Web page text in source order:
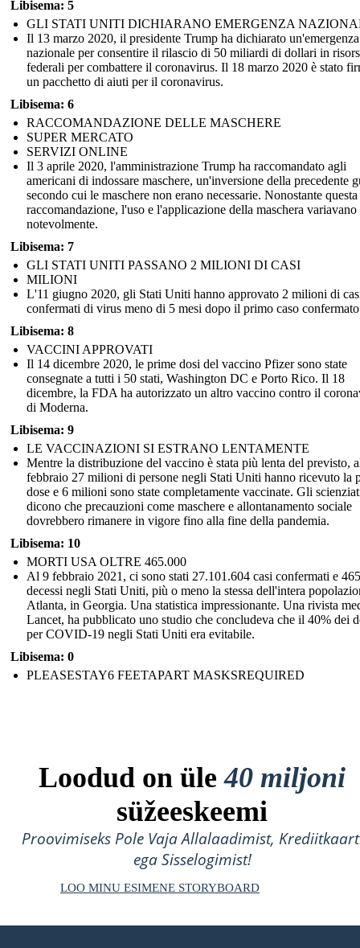
Libisema: 5
GLI STATI UNITI DICHIARANO EMERGENZA
Il 13 marzo 2020, il presidente Trump ha dichiarato un'emergenza
nazionale per consentire il rilascio di 50 miliardi di dollari in
federali per combattere il coronavirus. Il 18 marzo 2020 è stato
un pacchetto di aiuti per il coronavirus.
Libisema: 6
RACCOMANDAZIONE DELLE MASCHERE
SUPER MERCATO
SERVIZI ONLINE
Il 3 aprile 2020, l'amministrazione Trump ha raccomandato agli
americani di indossare maschere, un'inversione della precedente
secondo cui le maschere non erano necessarie. Nonostante questa
raccomandazione, l'uso e l'applicazione della maschera variavano
notevolmente.
Libisema: 7
GLI STATI UNITI PASSANO 2 MILIONI DI CASI
MILIONI
L'11 giugno 2020, gli Stati Uniti hanno approvato 2 milioni di
confermati di virus meno di 5 mesi dopo il primo caso
Libisema: 8
VACCINI APPROVATI
Il 14 dicembre 2020, le prime dosi del vaccino Pfizer sono state
consegnate a tutti i 50 stati, Washington DC e Porto Rico. Il 18
dicembre, la FDA ha autorizzato un altro vaccino contro il
di Moderna.
Libisema: 9
LE VACCINAZIONI SI ESTRANO LENTAMENTE
Mentre la distribuzione del vaccino è stata più lenta del previsto,
febbraio 27 milioni di persone negli Stati Uniti hanno ricevuto la
dose e 6 milioni sono state completamente vaccinate. Gli
dicono che precauzioni come maschere e allontanamento sociale
dovrebbero rimanere in vigore fino alla fine della pandemia.
Libisema: 10
MORTI USA OLTRE 465.000
Al 9 febbraio 2021, ci sono stati 27.101.604 casi confermati e
decessi negli Stati Uniti, più o meno la stessa dell'intera
Atlanta, in Georgia. Una statistica impressionante. Una rivista
Lancet, ha pubblicato uno studio che concludeva che il 40% dei
per COVID-19 negli Stati Uniti era evitabile.
Libisema: 0
PLEASESTAY6 FEETAPART MASKSREQUIRED
Loodud on üle40 miljoni
süžeeskeemi
Proovimiseks Pole Vaja Allalaadimist,
ega Sisselogimist!
LOO MINU ESIMENE STORYBOARD